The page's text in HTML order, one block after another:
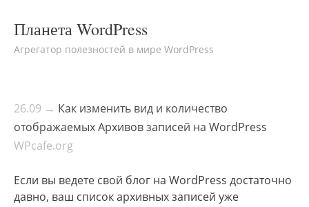
Планета WordPress
Агрегатор полезностей в мире WordPress
26.09 → Как изменить вид и количество
отображаемых Архивов записей на WordPress
WPcafe.org
Если вы ведете свой блог на WordPress достаточно
давно, ваш список архивных записей уже